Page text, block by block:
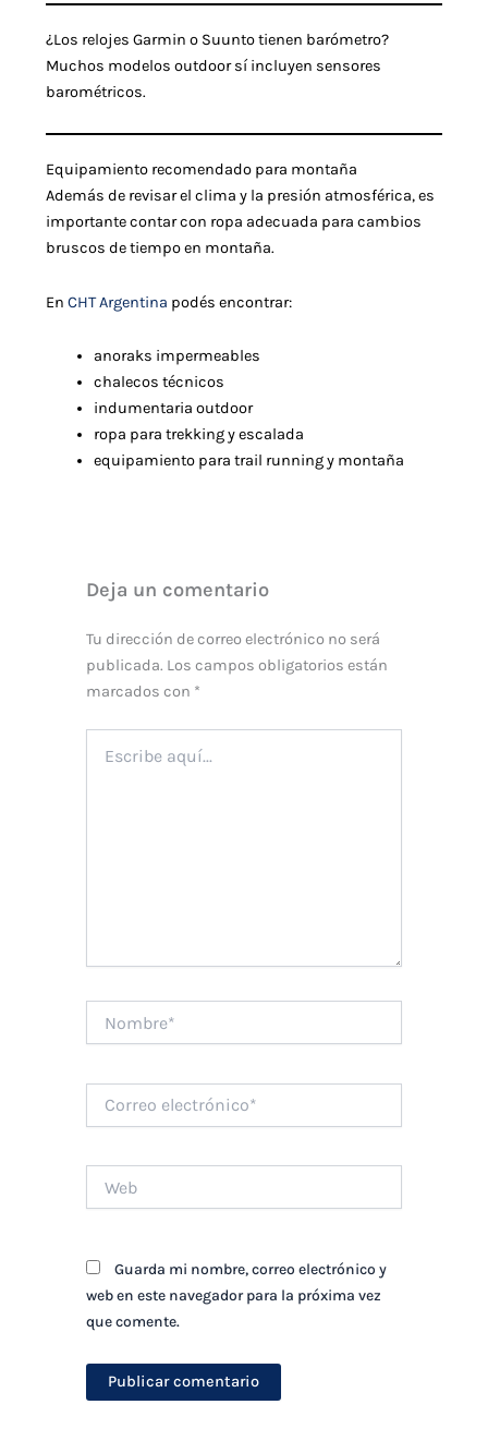
¿Los relojes Garmin o Suunto tienen barómetro?
Muchos modelos outdoor sí incluyen sensores
barométricos.
Equipamiento recomendado para montaña
Además de revisar el clima y la presión atmosférica, es
importante contar con ropa adecuada para cambios
bruscos de tiempo en montaña.
EnCHT Argentina podés encontrar:
anoraks impermeables
chalecos técnicos
indumentaria outdoor
ropa para trekking y escalada
equipamiento para trail running y montaña
Deja un comentario
Tu dirección de correo electrónico no será
publicada. Los campos obligatorios están
marcados con *
aquí...
electrónico*
Guarda mi nombre, correo electrónico y
web en este navegador para la próxima vez
que comente.